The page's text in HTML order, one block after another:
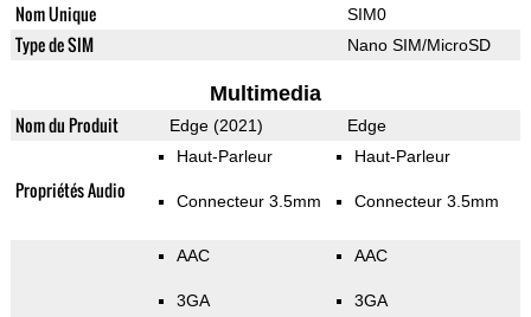
Nom Unique SIM0
Type de SIM Nano SIM/MicroSD
Multimedia
Nom du Produit Edge (2021) Edge
Propriétés Audio
Haut-Parleur
Connecteur 3.5mm
Haut-Parleur
Connecteur 3.5mm
AAC
3GA
AAC
3GA